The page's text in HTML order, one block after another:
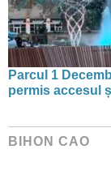
Parcul 1
permis accesul
BIHON CAO